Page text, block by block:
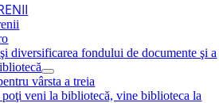
diversificarea fondului de documente şi a
vârsta a treia
poţi veni la bibliotecă, vine biblioteca la